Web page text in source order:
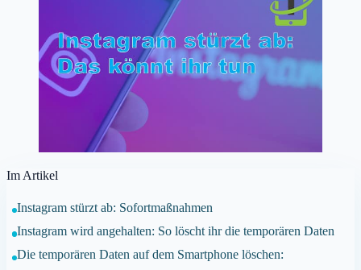
Im Artikel
Instagram stürzt ab: Sofortmaßnahmen
Instagram wird angehalten: So löscht ihr die temporären Daten
Die temporären Daten auf dem Smartphone löschen: